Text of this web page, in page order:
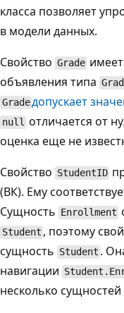
класса позволяет
в модели данных.
Свойство Grade
объявления типа
Gradeдопускает
null отличается от
оценка еще не
Свойство StudentID
(ВК). Ему
Сущность Enrollment
Student , поэтому
сущность Student .
навигации
несколько сущностей